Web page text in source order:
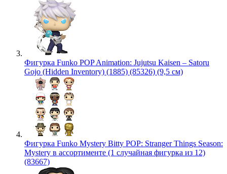
Фигурка Funko POP Animation: Jujutsu Kaisen – Satoru
Gojo (Hidden Inventory) (1885) (85326) (9,5 см)
Фигурка Funko Mystery Bitty POP: Stranger Things Season:
Mystery в ассортименте (1 случайная фигурка из 12)
(83667)